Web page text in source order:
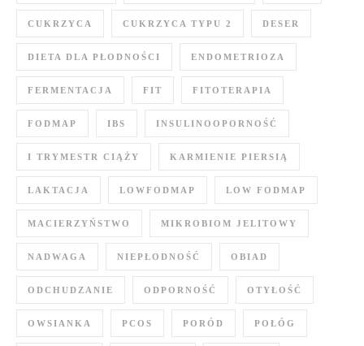
CUKRZYCA CUKRZYCA TYPU 2 DESER
DIETA DLA PŁODNOŚCI ENDOMETRIOZA
FERMENTACJA FIT FITOTERAPIA
FODMAP IBS INSULINOOPORNOŚĆ
I TRYMESTR CIĄŻY KARMIENIE PIERSIĄ
LAKTACJA LOWFODMAP LOW FODMAP
MACIERZYŃSTWO MIKROBIOM JELITOWY
NADWAGA NIEPŁODNOŚĆ OBIAD
ODCHUDZANIE ODPORNOŚĆ OTYŁOŚĆ
OWSIANKA PCOS PORÓD POŁÓG